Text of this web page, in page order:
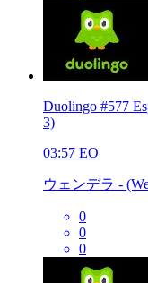
Duolingo #577
3)
03:57 EO
ウェンデラ -
0
0
0